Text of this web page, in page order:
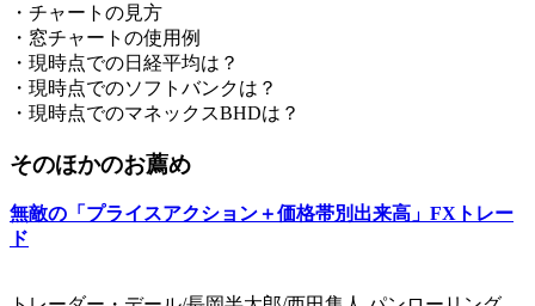
・チャートの見方
・窓チャートの使用例
・現時点での日経平均は？
・現時点でのソフトバンクは？
・現時点でのマネックスBHDは？
そのほかのお薦め
無敵の「プライスアクション＋価格帯別出来高」FXトレー
ド